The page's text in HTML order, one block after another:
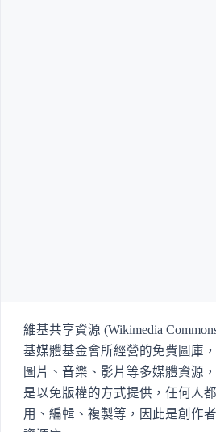
維基共享資源 (Wikimedia
基媒體基金會所經營的免費圖庫
圖片、音樂、影片等多媒體資源
是以免版權的方式提供，任何人
用、編輯、複製等，因此是創作